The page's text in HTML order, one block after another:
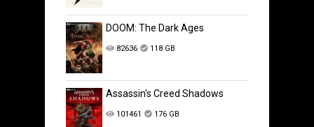
DOOM: The Dark Ages
82636 118 GB
Assassin's Creed Shadows
101461 176 GB